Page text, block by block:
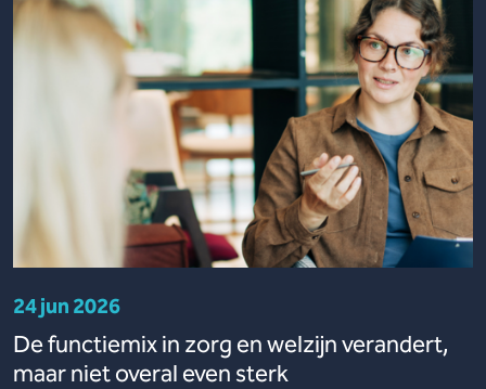
24 jun 2026
De functiemix in zorg en welzijn verandert,
maar niet overal even sterk